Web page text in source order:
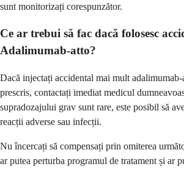
sunt monitorizați corespunzător.
Ce ar trebui să fac dacă folosesc
Adalimumab-atto?
Dacă injectați accidental mai mult
prescris, contactați imediat medicul
supradozajului grav sunt rare, este posibil să
reacții adverse sau infecții.
Nu încercați să compensați prin omiterea
ar putea perturba programul de tratament și ar